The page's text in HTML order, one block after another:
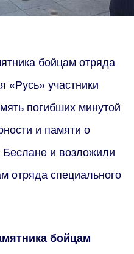
бойцам отряда
«Русь» участники
погибших минутой
и памяти о
Беслане и возложили
отряда специального
бойцам